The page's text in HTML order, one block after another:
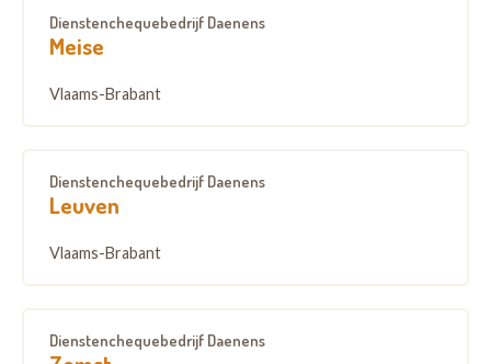
Dienstenchequebedrijf Daenens
Meise
Vlaams-Brabant
Dienstenchequebedrijf Daenens
Leuven
Vlaams-Brabant
Dienstenchequebedrijf Daenens